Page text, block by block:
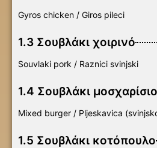
Gyros chicken / Giros pileci
1.3 Σουβλάκι χοιρινό
Souvlaki pork / Raznici svinjski
1.4 Σουβλάκι μοσχαρίσιο
Mixed burger / Pljeskavica
1.5 Σουβλάκι κοτόπουλο